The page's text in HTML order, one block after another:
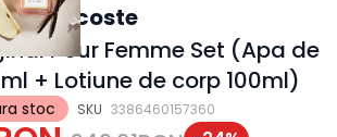
stoc SKU 3386460157360
Lacoste
Pour Femme Set (Apa de
+ Lotiune de corp 100ml)